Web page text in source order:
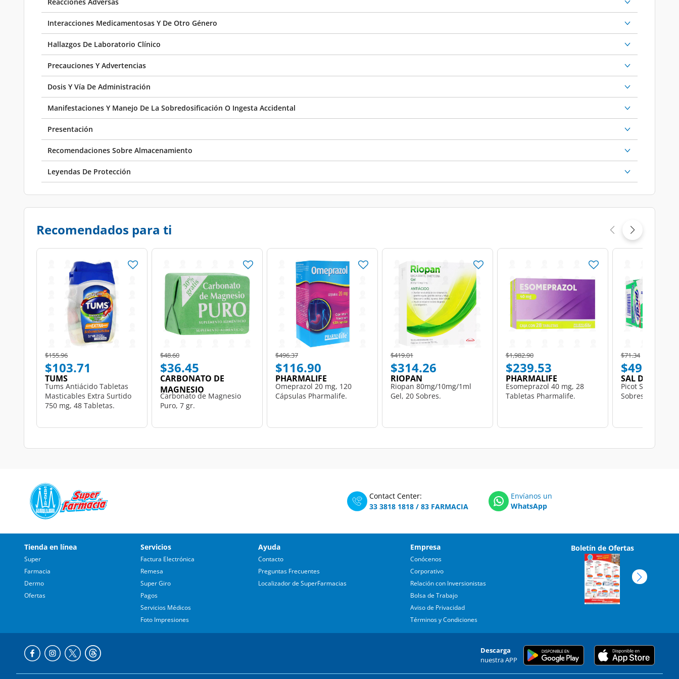
Interacciones Medicamentosas Y De Otro Género
Hallazgos De Laboratorio Clínico
Precauciones Y Advertencias
Dosis Y Vía De Administración
Manifestaciones Y Manejo De La Sobredosificación O Ingesta Accidental
Presentación
Recomendaciones Sobre Almacenamiento
Leyendas De Protección
Recomendados para ti
Price reduced from
$155.96to
$103.71
TUMS
Tums Antiácido Tabletas
Masticables Extra Surtido
750 mg, 48 Tabletas.
Price reduced from
$48.60to
$36.45
CARBONATO DE
MAGNESIO
Carbonato de Magnesio
Puro, 7 gr.
Price reduced from
$496.37to
$116.90
PHARMALIFE
Omeprazol 20 mg, 120
Cápsulas Pharmalife.
Price reduced from
$419.01to
$314.26
RIOPAN
Riopan 80mg/10mg/1ml
Gel, 20 Sobres.
Price reduced from
$1,982.90to
$239.53
PHARMALIFE
Esomeprazol 40 mg, 28
Tabletas Pharmalife.
Price reduced from
$71.34to
$49.94
SAL DE UVAS
Picot Sal de
Sobres.
Contact Center:
33 3818 1818 / 83 FARMACIA
Envíanos un
WhatsApp
Tienda en línea
Super
Farmacia
Dermo
Ofertas
Servicios
Factura Electrónica
Remesa
Super Giro
Pagos
Servicios Médicos
Foto Impresiones
Ayuda
Contacto
Preguntas Frecuentes
Localizador de SuperFarmacias
Empresa
Conócenos
Corporativo
Relación con Inversionistas
Bolsa de Trabajo
Aviso de Privacidad
Términos y Condiciones
Boletín de Ofertas
Descarga
nuestra APP